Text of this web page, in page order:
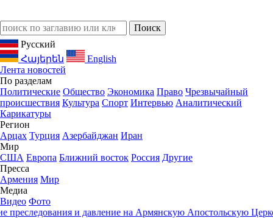
Русский
Հայերեն
English
Лента новостей
По разделам
Политические Общество Экономика Право Чрезвычайный
происшествия Культура Спорт Интервью Аналитический
Карикатуры
Регион
Арцах Турция Азербайджан Иран
Мир
США Европа Ближний восток Россия Другие
Пресса
Армения Мир
Медиа
Видео Фото
и давление на Армянскую Апостольскую Церковь